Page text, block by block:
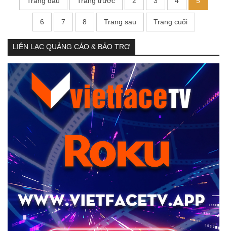
6 7 8 Trang sau Trang cuối
LIÊN LẠC QUẢNG CÁO & BẢO TRỢ